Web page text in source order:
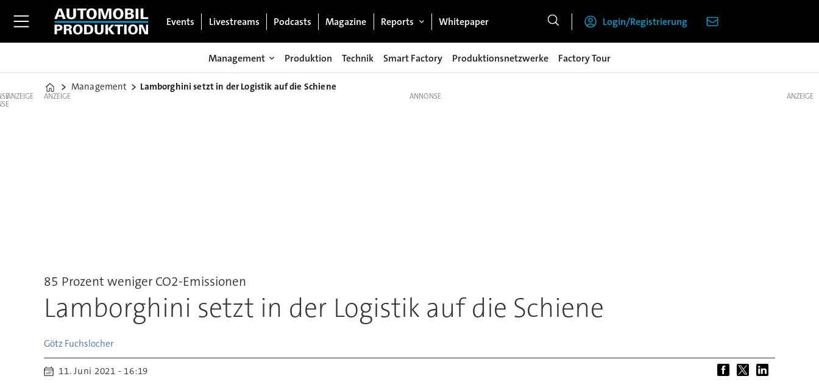
Events Livestreams Podcasts Magazine Reports Whitepaper Login/Registrierung
Management Produktion Technik Smart Factory Produktionsnetzwerke Factory Tour
Home
Management Lamborghini setzt in der Logistik auf die Schiene
ANZEIGE ANZEIGE
85 Prozent weniger CO2-Emissionen
Lamborghini setzt in der Logistik auf die Schiene
Götz Fuchslocher
11. Juni 2021 - 16:19
ANZEIGE